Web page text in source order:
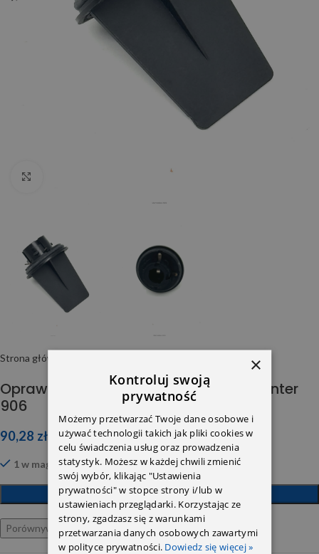
Strona główna
Oprawka żarowki kierunkowskazu Sprinter
906
90,28 zł
1 w magazynie
DODAJ DO KOSZYKA
Porównywarka Ulubione
×
Kontroluj swoją
prywatność
Możemy przetwarzać Twoje dane osobowe i
używać technologii takich jak pliki cookies w
celu świadczenia usług oraz prowadzenia
statystyk. Możesz w każdej chwili zmienić
swój wybór, klikając "Ustawienia
prywatności" w stopce strony i/lub w
ustawieniach przeglądarki. Korzystając ze
strony, zgadzasz się z warunkami
przetwarzania danych osobowych zawartymi
w polityce prywatności. Dowiedz się więcej »